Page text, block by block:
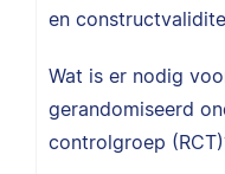
en
Wat is er nodig
gerandomiseerd
controlgroep